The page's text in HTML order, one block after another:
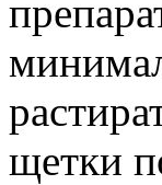
щетки